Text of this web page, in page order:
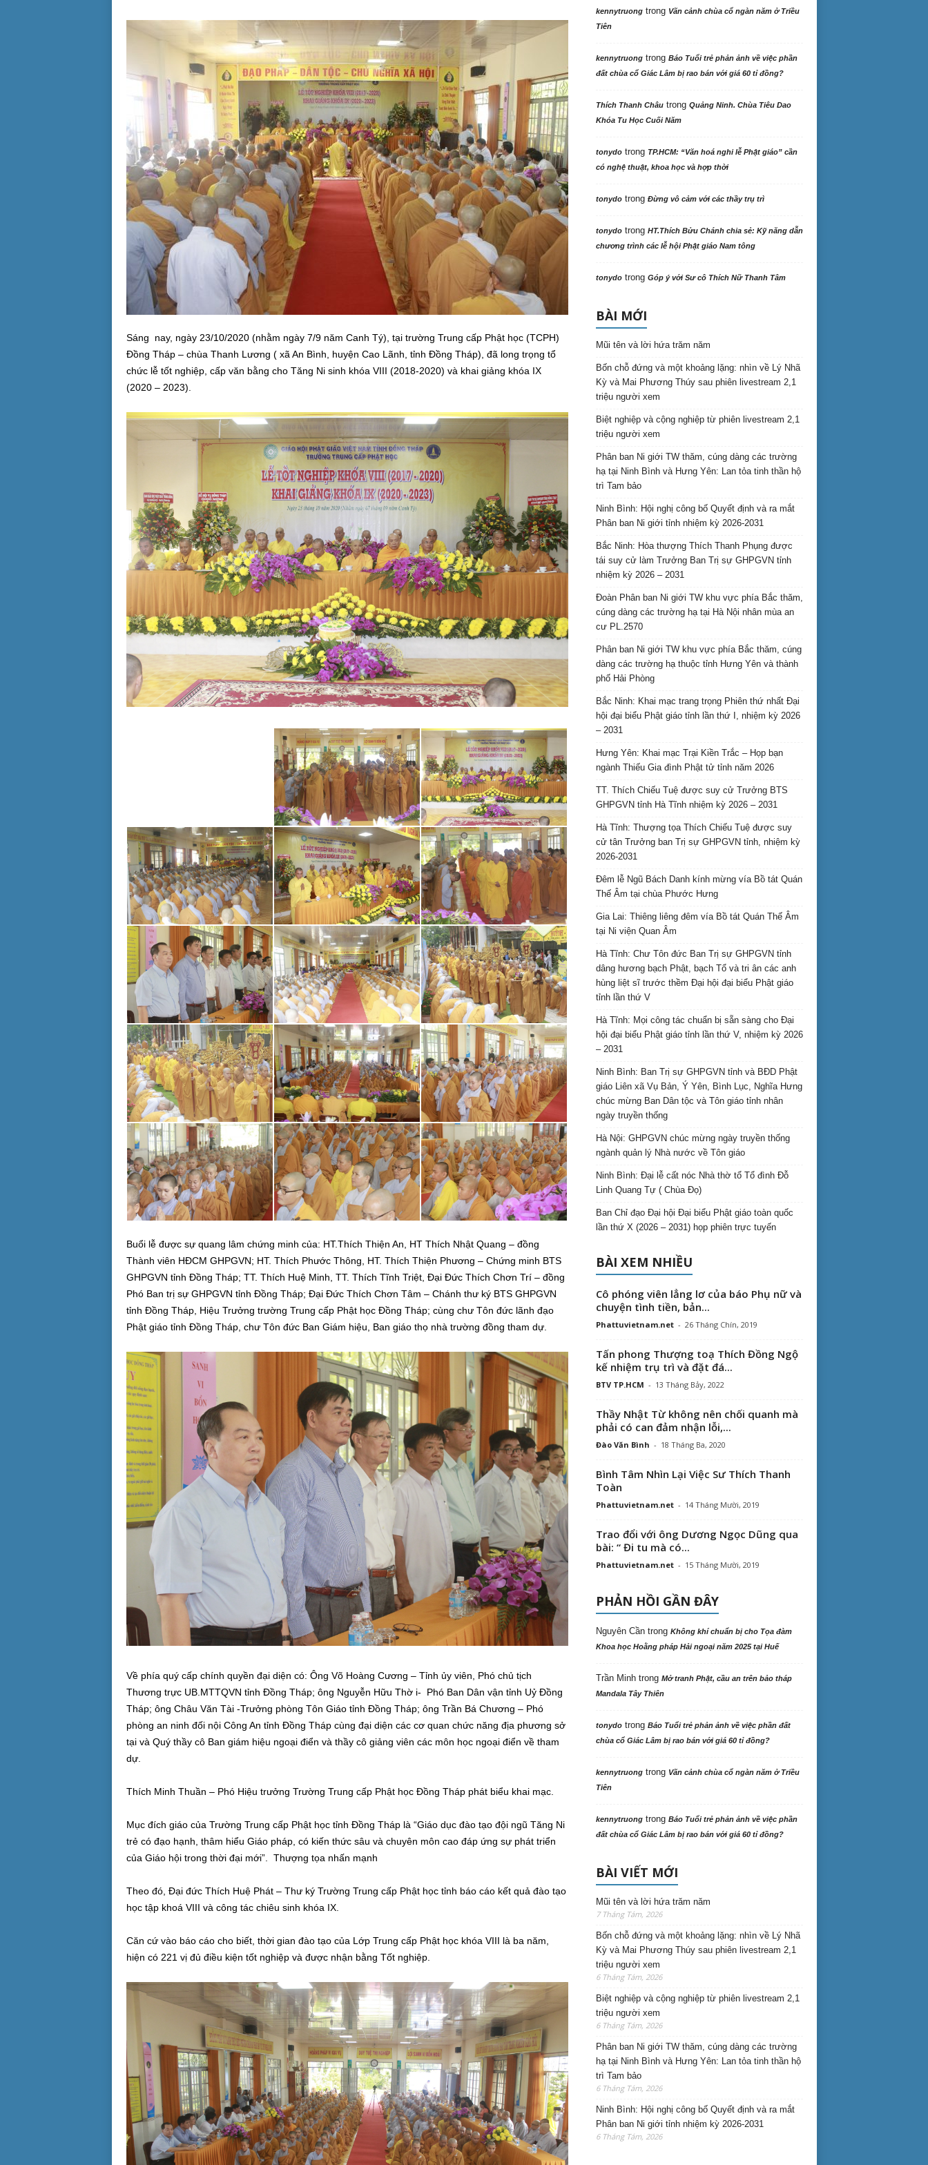
Sáng nay, ngày 23/10/2020 (nhằm ngày 7/9 năm Canh Tý), tại trường Trung cấp Phật học (TCPH)
Đồng Tháp – chùa Thanh Lương ( xã An Bình, huyện Cao Lãnh, tỉnh Đồng Tháp), đã long trọng tổ
chức lễ tốt nghiệp, cấp văn bằng cho Tăng Ni sinh khóa VIII (2018-2020) và khai giảng khóa IX
(2020 – 2023).
Buổi lễ được sự quang lâm chứng minh của: HT.Thích Thiện An, HT Thích Nhật Quang – đồng
Thành viên HĐCM GHPGVN; HT. Thích Phước Thông, HT. Thích Thiện Phương – Chứng minh BTS
GHPGVN tỉnh Đồng Tháp; TT. Thích Huệ Minh, TT. Thích Tĩnh Triệt, Đại Đức Thích Chơn Trí – đồng
Phó Ban trị sự GHPGVN tỉnh Đồng Tháp; Đại Đức Thích Chơn Tâm – Chánh thư ký BTS GHPGVN
tỉnh Đồng Tháp, Hiệu Trưởng trường Trung cấp Phật học Đồng Tháp; cùng chư Tôn đức lãnh đạo
Phật giáo tỉnh Đồng Tháp, chư Tôn đức Ban Giám hiệu, Ban giáo thọ nhà trường đồng tham dự.
Về phía quý cấp chính quyền đại diện có: Ông Võ Hoàng Cương – Tỉnh ủy viên, Phó chủ tịch
Thương trực UB.MTTQVN tỉnh Đồng Tháp; ông Nguyễn Hữu Thờ i- Phó Ban Dân vận tỉnh Uỷ Đồng
Tháp; ông Châu Văn Tài -Trưởng phòng Tôn Giáo tỉnh Đồng Tháp; ông Trần Bá Chương – Phó
phòng an ninh đối nội Công An tỉnh Đồng Tháp cùng đại diện các cơ quan chức năng địa phương sở
tại và Quý thầy cô Ban giám hiệu ngoại điển và thầy cô giảng viên các môn học ngoại điển về tham
dự.
Thích Minh Thuần – Phó Hiệu trưởng Trường Trung cấp Phật học Đồng Tháp phát biểu khai mạc.
Mục đích giáo của Trường Trung cấp Phật học tỉnh Đồng Tháp là “Giáo dục đào tạo đội ngũ Tăng Ni
trẻ có đạo hạnh, thâm hiểu Giáo pháp, có kiến thức sâu và chuyên môn cao đáp ứng sự phát triển
của Giáo hội trong thời đại mới”. Thượng tọa nhấn mạnh
Theo đó, Đại đức Thích Huệ Phát – Thư ký Trường Trung cấp Phật học tỉnh báo cáo kết quả đào tạo
học tập khoá VIII và công tác chiêu sinh khóa IX.
Căn cứ vào báo cáo cho biết, thời gian đào tạo của Lớp Trung cấp Phật học khóa VIII là ba năm,
hiện có 221 vị đủ điều kiện tốt nghiệp và được nhận bằng Tốt nghiệp.
kennytruongtrong Vãn cảnh chùa cổ ngàn năm ở Triều
Tiên
kennytruongtrong Báo Tuổi trẻ phản ảnh về việc phần
đất chùa cổ Giác Lâm bị rao bán với giá 60 tỉ đồng?
Thích Thanh Châutrong Quảng Ninh. Chùa Tiêu Dao
Khóa Tu Học Cuối Năm
tonydotrong TP.HCM: “Văn hoá nghi lễ Phật giáo” cần
có nghệ thuật, khoa học và hợp thời
tonydotrong Đừng vô cảm với các thầy trụ trì
tonydotrong HT.Thích Bửu Chánh chia sẻ: Kỹ năng dẫn
chương trình các lễ hội Phật giáo Nam tông
tonydotrong Góp ý với Sư cô Thích Nữ Thanh Tâm
BÀI MỚI
Mũi tên và lời hứa trăm năm
Bốn chỗ đứng và một khoảng lặng: nhìn về Lý Nhã
Kỳ và Mai Phương Thúy sau phiên livestream 2,1
triệu người xem
Biệt nghiệp và cộng nghiệp từ phiên livestream 2,1
triệu người xem
Phân ban Ni giới TW thăm, cúng dàng các trường
hạ tại Ninh Bình và Hưng Yên: Lan tỏa tinh thần hộ
trì Tam bảo
Ninh Bình: Hội nghị công bố Quyết định và ra mắt
Phân ban Ni giới tỉnh nhiệm kỳ 2026-2031
Bắc Ninh: Hòa thượng Thích Thanh Phụng được
tái suy cử làm Trưởng Ban Trị sự GHPGVN tỉnh
nhiệm kỳ 2026 – 2031
Đoàn Phân ban Ni giới TW khu vực phía Bắc thăm,
cúng dàng các trường hạ tại Hà Nội nhân mùa an
cư PL.2570
Phân ban Ni giới TW khu vực phía Bắc thăm, cúng
dàng các trường hạ thuộc tỉnh Hưng Yên và thành
phố Hải Phòng
Bắc Ninh: Khai mạc trang trọng Phiên thứ nhất Đại
hội đại biểu Phật giáo tỉnh lần thứ I, nhiệm kỳ 2026
– 2031
Hưng Yên: Khai mạc Trại Kiền Trắc – Họp bạn
ngành Thiếu Gia đình Phật tử tỉnh năm 2026
TT. Thích Chiếu Tuệ được suy cử Trưởng BTS
GHPGVN tỉnh Hà Tĩnh nhiệm kỳ 2026 – 2031
Hà Tĩnh: Thượng tọa Thích Chiếu Tuệ được suy
cử tân Trưởng ban Trị sự GHPGVN tỉnh, nhiệm kỳ
2026-2031
Đêm lễ Ngũ Bách Danh kính mừng vía Bồ tát Quán
Thế Âm tại chùa Phước Hưng
Gia Lai: Thiêng liêng đêm vía Bồ tát Quán Thế Âm
tại Ni viện Quan Âm
Hà Tĩnh: Chư Tôn đức Ban Trị sự GHPGVN tỉnh
dâng hương bạch Phật, bạch Tổ và tri ân các anh
hùng liệt sĩ trước thềm Đại hội đại biểu Phật giáo
tỉnh lần thứ V
Hà Tĩnh: Mọi công tác chuẩn bị sẵn sàng cho Đại
hội đại biểu Phật giáo tỉnh lần thứ V, nhiệm kỳ 2026
– 2031
Ninh Bình: Ban Trị sự GHPGVN tỉnh và BĐD Phật
giáo Liên xã Vụ Bản, Ý Yên, Bình Lục, Nghĩa Hưng
chúc mừng Ban Dân tộc và Tôn giáo tỉnh nhân
ngày truyền thống
Hà Nội: GHPGVN chúc mừng ngày truyền thống
ngành quản lý Nhà nước về Tôn giáo
Ninh Bình: Đại lễ cất nóc Nhà thờ tổ Tổ đình Đỗ
Linh Quang Tự ( Chùa Đọ)
Ban Chỉ đạo Đại hội Đại biểu Phật giáo toàn quốc
lần thứ X (2026 – 2031) họp phiên trực tuyến
BÀI XEM NHIỀU
Cô phóng viên lẳng lơ của báo Phụ nữ và
chuyện tình tiền, bản...
Phattuvietnam.net - 26 Tháng Chín, 2019
Tấn phong Thượng toạ Thích Đồng Ngộ
kế nhiệm trụ trì và đặt đá...
BTV TP.HCM - 13 Tháng Bảy, 2022
Thầy Nhật Từ không nên chối quanh mà
phải có can đảm nhận lỗi,...
Đào Văn Bình - 18 Tháng Ba, 2020
Bình Tâm Nhìn Lại Việc Sư Thích Thanh
Toàn
Phattuvietnam.net - 14 Tháng Mười, 2019
Trao đổi với ông Dương Ngọc Dũng qua
bài: “ Đi tu mà có...
Phattuvietnam.net - 15 Tháng Mười, 2019
PHẢN HỒI GẦN ĐÂY
Nguyên Cầntrong Không khí chuẩn bị cho Tọa đàm
Khoa học Hoằng pháp Hải ngoại năm 2025 tại Huế
Trần Minhtrong Mở tranh Phật, cầu an trên bảo tháp
Mandala Tây Thiên
tonydotrong Báo Tuổi trẻ phản ảnh về việc phần đất
chùa cổ Giác Lâm bị rao bán với giá 60 tỉ đồng?
kennytruongtrong Vãn cảnh chùa cổ ngàn năm ở Triều
Tiên
kennytruongtrong Báo Tuổi trẻ phản ảnh về việc phần
đất chùa cổ Giác Lâm bị rao bán với giá 60 tỉ đồng?
BÀI VIẾT MỚI
Mũi tên và lời hứa trăm năm
7 Tháng Tám, 2026
Bốn chỗ đứng và một khoảng lặng: nhìn về Lý Nhã
Kỳ và Mai Phương Thúy sau phiên livestream 2,1
triệu người xem
6 Tháng Tám, 2026
Biệt nghiệp và cộng nghiệp từ phiên livestream 2,1
triệu người xem
6 Tháng Tám, 2026
Phân ban Ni giới TW thăm, cúng dàng các trường
hạ tại Ninh Bình và Hưng Yên: Lan tỏa tinh thần hộ
trì Tam bảo
6 Tháng Tám, 2026
Ninh Bình: Hội nghị công bố Quyết định và ra mắt
Phân ban Ni giới tỉnh nhiệm kỳ 2026-2031
6 Tháng Tám, 2026